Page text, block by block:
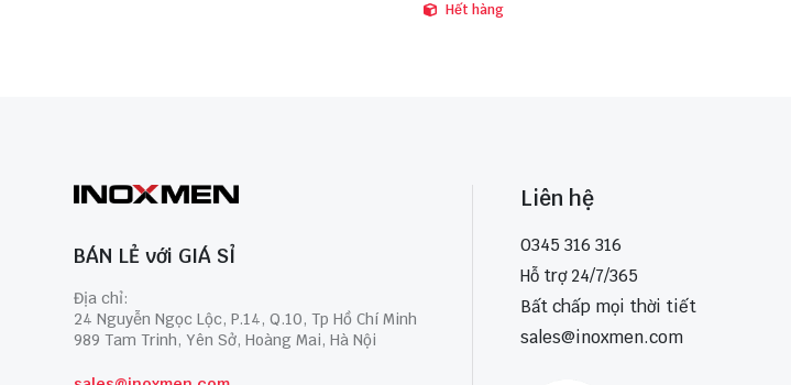
Hết hàng
BÁN LẺ với GIÁ SỈ
Địa chỉ:
24 Nguyễn Ngọc Lộc, P.14, Q.10, Tp Hồ Chí Minh
989 Tam Trinh, Yên Sở, Hoàng Mai, Hà Nội
Liên hệ
0345 316 316
Hỗ trợ 24/7/365
Bất chấp mọi thời tiết
sales@inoxmen.com